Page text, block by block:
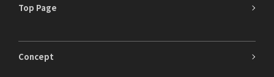
Top Page
Concept